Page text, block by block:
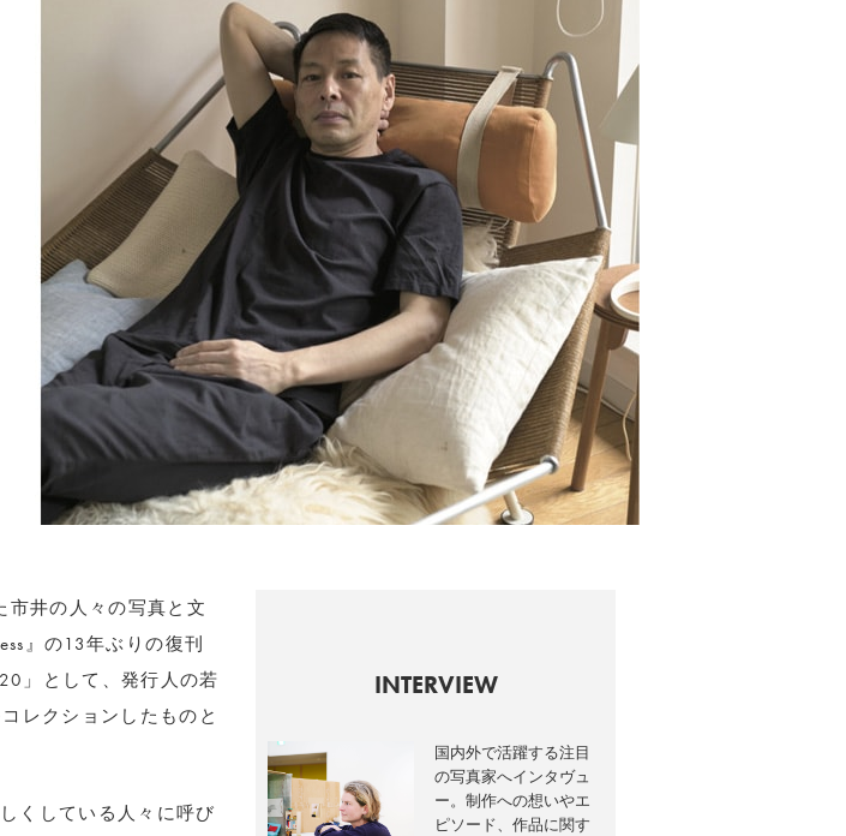
井の人々の写真と文
』の13年ぶりの復刊
」として、発行人の若
レクションしたものと
くしている人々に呼び
INTERVIEW
国内外で活躍する注目
の写真家へインタヴュ
ー。制作への想いやエ
ピソード、作品に関す